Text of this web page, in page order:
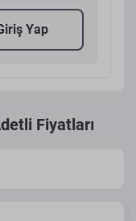
Yap
Fiyatları